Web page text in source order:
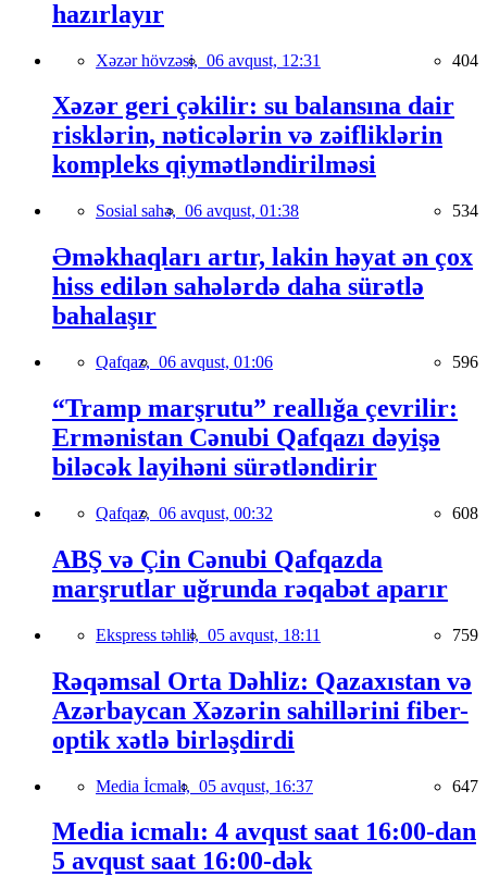
hazırlayır
Xəzər hövzəsi, 06 avqust, 12:31 404
Xəzər geri çəkilir: su balansına dair
risklərin, nəticələrin və zəifliklərin
kompleks qiymətləndirilməsi
Sosial sahə, 06 avqust, 01:38 534
Əməkhaqları artır, lakin həyat ən çox
hiss edilən sahələrdə daha sürətlə
bahalaşır
Qafqaz, 06 avqust, 01:06 596
“Tramp marşrutu” reallığa çevrilir:
Ermənistan Cənubi Qafqazı dəyişə
biləcək layihəni sürətləndirir
Qafqaz, 06 avqust, 00:32 608
ABŞ və Çin Cənubi Qafqazda
marşrutlar uğrunda rəqabət aparır
Ekspress təhlil, 05 avqust, 18:11 759
Rəqəmsal Orta Dəhliz: Qazaxıstan və
Azərbaycan Xəzərin sahillərini fiber-
optik xətlə birləşdirdi
Media İcmalı, 05 avqust, 16:37 647
Media icmalı: 4 avqust saat 16:00-dan
5 avqust saat 16:00-dək